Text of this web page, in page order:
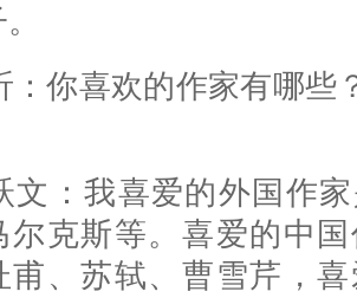
：你喜欢的作家有哪些
文：我喜爱的外国作
尔克斯等。喜爱的中
甫、苏轼、曹雪芹，